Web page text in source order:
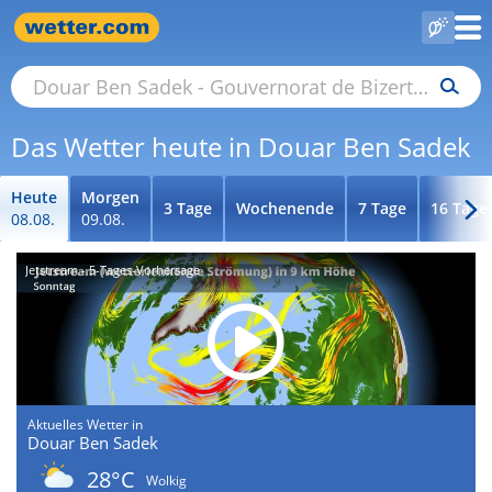
Das Wetter heute in Douar Ben Sadek
Heute
08.08.
Morgen
09.08.
3 Tage Wochenende 7 Tage 16 Tage
Jetstream - 5-Tages-Vorhersage
Aktuelles Wetter in
Douar Ben Sadek
28°C
Wolkig